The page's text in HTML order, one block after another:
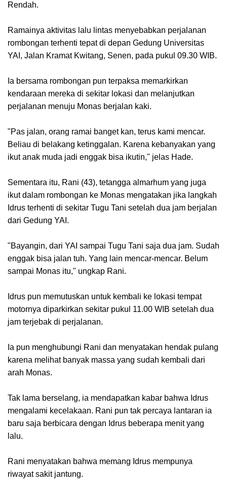
Rendah.
Ramainya aktivitas lalu lintas menyebabkan perjalanan
rombongan terhenti tepat di depan Gedung Universitas
YAI, Jalan Kramat Kwitang, Senen, pada pukul 09.30 WIB.
Ia bersama rombongan pun terpaksa memarkirkan
kendaraan mereka di sekitar lokasi dan melanjutkan
perjalanan menuju Monas berjalan kaki.
"Pas jalan, orang ramai banget kan, terus kami mencar.
Beliau di belakang ketinggalan. Karena kebanyakan yang
ikut anak muda jadi enggak bisa ikutin," jelas Hade.
Sementara itu, Rani (43), tetangga almarhum yang juga
ikut dalam rombongan ke Monas mengatakan jika langkah
Idrus terhenti di sekitar Tugu Tani setelah dua jam berjalan
dari Gedung YAI.
"Bayangin, dari YAI sampai Tugu Tani saja dua jam. Sudah
enggak bisa jalan tuh. Yang lain mencar-mencar. Belum
sampai Monas itu," ungkap Rani.
Idrus pun memutuskan untuk kembali ke lokasi tempat
motornya diparkirkan sekitar pukul 11.00 WIB setelah dua
jam terjebak di perjalanan.
Ia pun menghubungi Rani dan menyatakan hendak pulang
karena melihat banyak massa yang sudah kembali dari
arah Monas.
Tak lama berselang, ia mendapatkan kabar bahwa Idrus
mengalami kecelakaan. Rani pun tak percaya lantaran ia
baru saja berbicara dengan Idrus beberapa menit yang
lalu.
Rani menyatakan bahwa memang Idrus mempunya
riwayat sakit jantung.